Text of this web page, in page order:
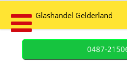
Glashandel Gelderland
0487-